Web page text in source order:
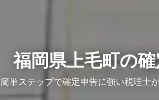
福岡県上毛町の
簡単ステップで確定申告に強い税理士